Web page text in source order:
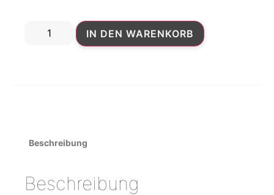
IN DEN WARENKORB
Beschreibung
Beschreibung